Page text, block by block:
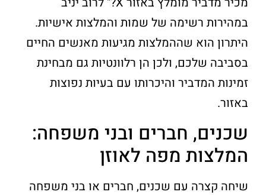
במהירות רשימה של שמות והמלצות אישיות.
היתרון הוא שההמלצות מגיעות מאנשים החיים
בסביבה שלכם, ולכן הן רלוונטיות גם מבחינת
זמינות המדביר והיכרותו עם בעיות נפוצות
באזור.
שכנים, חברים ובני משפחה:
המלצות מפה לאוזן
שיחה קצרה עם שכנים, חברים או בני משפחה